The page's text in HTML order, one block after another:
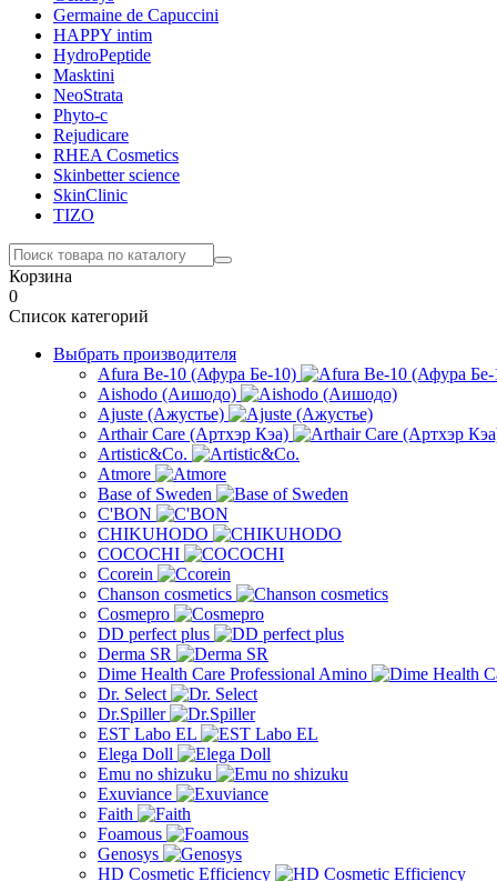
Germaine de Capuccini
HAPPY intim
HydroPeptide
Masktini
NeoStrata
Phyto-c
Rejudicare
RHEA Cosmetics
Skinbetter science
SkinСlinic
TIZO
Корзина
0
Список категорий
Выбрать производителя
Afura Be-10 (Афура Бе-10)
Aishodo (Аишодо)
Ajuste (Ажустье)
Arthair Care (Артхэр Кэа)
Artistic&Co.
Atmore
Base of Sweden
C'BON
CHIKUHODO
COCOCHI
Ccorein
Chanson cosmetics
Cosmepro
DD perfect plus
Derma SR
Dime Health Care Professional Amino
Dr. Select
Dr.Spiller
EST Labo EL
Elega Doll
Emu no shizuku
Exuviance
Faith
Foamous
Genosys
HD Cosmetic Efficiency